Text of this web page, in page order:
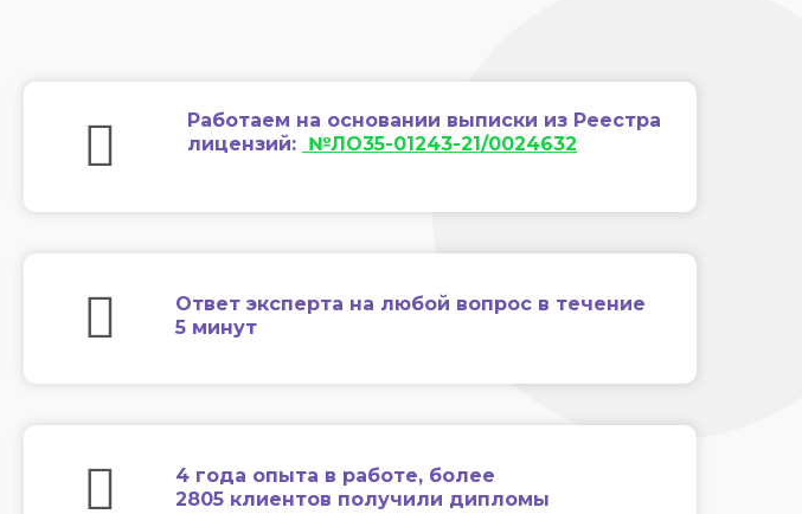
Работаем на основании выписки из Реестра
лицензий: №ЛО35-01243-21/0024632
Ответ эксперта на любой вопрос в течение
5 минут
4 года опыта в работе, более
2805 клиентов получили дипломы